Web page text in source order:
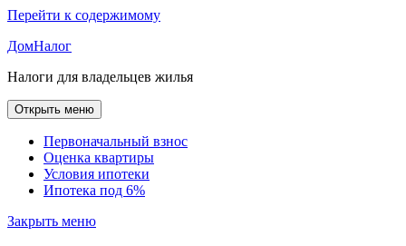
Перейти к содержимому
ДомНалог
Налоги для владельцев жилья
Открыть меню
Первоначальный взнос
Оценка квартиры
Условия ипотеки
Ипотека под 6%
Закрыть меню